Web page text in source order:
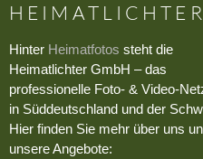
HEIMATLICHTER
Hinter Heimatfotos steht die
Heimatlichter GmbH – das
professionelle Foto- & Video-
in Süddeutschland und der
Hier finden Sie mehr über uns
unsere Angebote: